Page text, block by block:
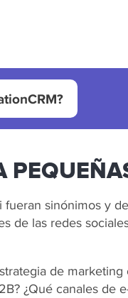
sinónimos y
de las redes
de
¿Qué canales de